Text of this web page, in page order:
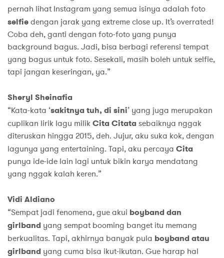
pernah lihat Instagram yang semua isinya adalah foto
selfiedengan jarak yang extreme close up. It’s overrated!
Coba deh, ganti dengan foto-foto yang punya
background bagus. Jadi, bisa berbagi referensi tempat
yang bagus untuk foto. Sesekali, masih boleh untuk selfie,
tapi jangan keseringan, ya.”
Sheryl Sheinafia
“Kata-kata ‘sakitnya tuh, di sini’ yang juga merupakan
cuplikan lirik lagu milik Cita Citata sebaiknya nggak
diteruskan hingga 2015, deh. Jujur, aku suka kok, dengan
lagunya yang entertaining. Tapi, aku percaya Cita
punya ide-ide lain lagi untuk bikin karya mendatang
yang nggak kalah keren.”
Vidi Aldiano
“Sempat jadi fenomena, gue akui boyband dan
girlband yang sempat booming banget itu memang
berkualitas. Tapi, akhirnya banyak pula boyband atau
girlband yang cuma bisa ikut-ikutan. Gue harap hal